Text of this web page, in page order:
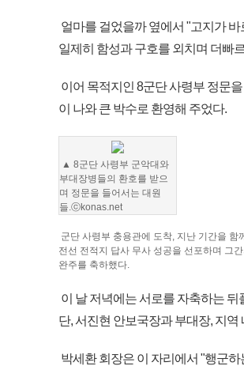
얼마를 걸었을까 옆에서 "고지가
일제히 함성과 구호를 외치며 더빠
이어 목적지인 8군단 사령부 정문
이 나와 큰 박수로 환영해 주었다.
▲ 8군단 사령부 군악대와
부대장병들의 환호를 받으
며 정문을 들어서는 대원
들.ⓒkonas.net
군단 사령부 충용관에 도착, 지난 기간을
전선 전적지 답사 무사 성공을 선포하며 그
완주를 축하했다.
이 날 저녁에는 서로를 자축하는
단, 서진현 안보국장과 부대장, 지
박세환 회장은 이 자리에서 "행군